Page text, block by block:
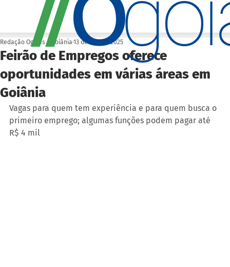
Feirão de Empregos oferece
oportunidades em várias áreas em
Goiânia
Redação Ogoiás | Goiânia 13 de out. de 2025
Vagas para quem tem experiência e para quem busca o
primeiro emprego; algumas funções podem pagar até
R$ 4 mil